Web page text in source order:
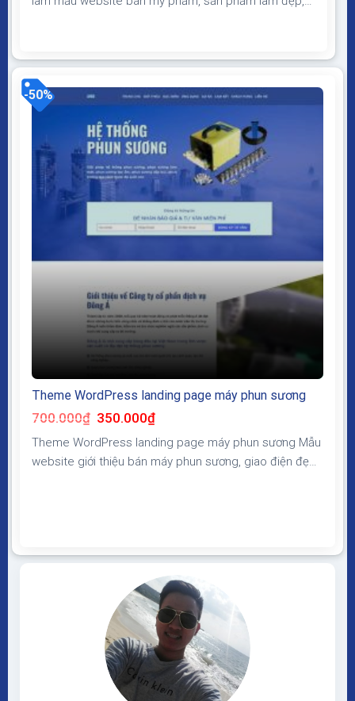
sale khi chạy quảng cáo Theme WordPress Landing
page xịt makeup Giao diện tương...
-50%
Theme WordPress landing page máy phun sương
700.000₫ Giá
gốc
là:
700.000₫.
350.000₫Giá
tại
là:
350.000₫.
Theme WordPress landing page máy phun sương Mẫu
website giới thiệu bán máy phun sương, giao điện đẹp,